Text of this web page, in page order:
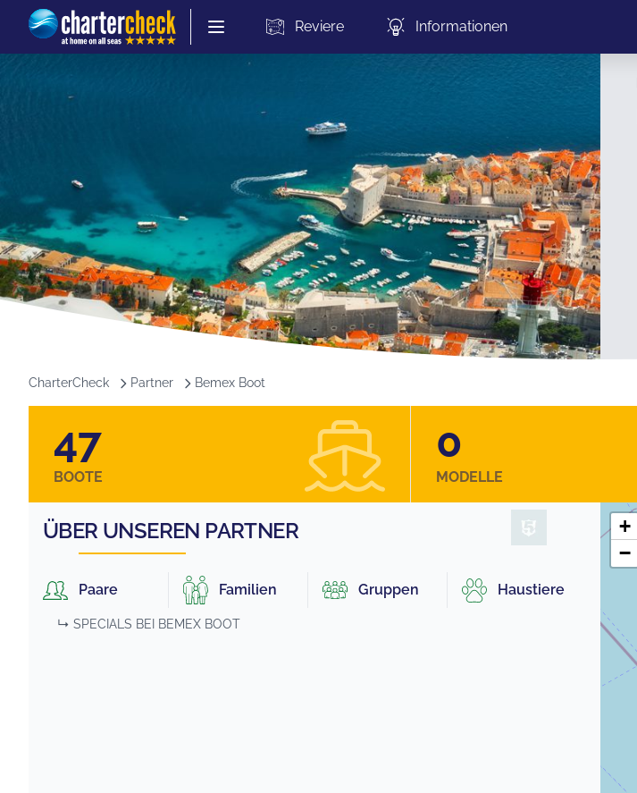
Chartercheck Reviere Informationen
CharterCheck Partner Bemex Boot
47
BOOTE
0
MODELLE
ÜBER UNSEREN PARTNER
Paare Familien Gruppen Haustiere
↳ SPECIALS BEI BEMEX BOOT
+
−